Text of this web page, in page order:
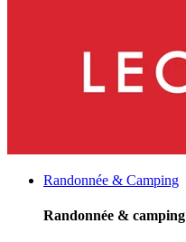
Randonnée & Camping
Randonnée & camping